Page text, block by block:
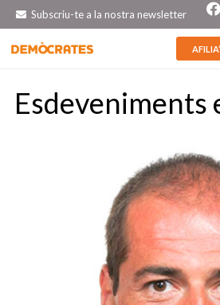
Subscriu-te a la nostra newsletter
Esdeveniments